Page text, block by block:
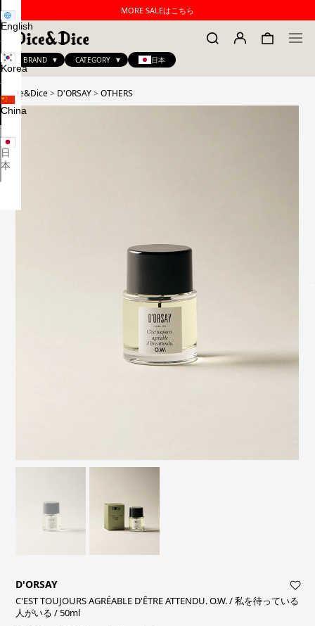
MORE SALEはこちら
BRAND CATEGORY 日本
English
Korea
China
日
本
Dice&Dice> D'ORSAY> OTHERS
D'ORSAY
C'EST TOUJOURS AGRÉABLE D'ÊTRE ATTENDU. O.W. / 私を待っている
人がいる / 50ml